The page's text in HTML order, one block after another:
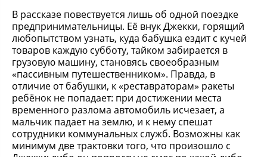
В рассказе повествуется лишь об одной поездке
предпринимательницы. Её внук Джекки, горящий
любопытством узнать, куда бабушка ездит с кучей
товаров каждую субботу, тайком забирается в
грузовую машину, становясь своеобразным
«пассивным путешественником». Правда, в
отличие от бабушки, к «реставраторам» ракеты
ребёнок не попадает: при достижении места
временного разлома автомобиль исчезает, а
мальчик падает на землю, и к нему спешат
сотрудники коммунальных служб. Возможны как
минимум две трактовки того, что произошло с